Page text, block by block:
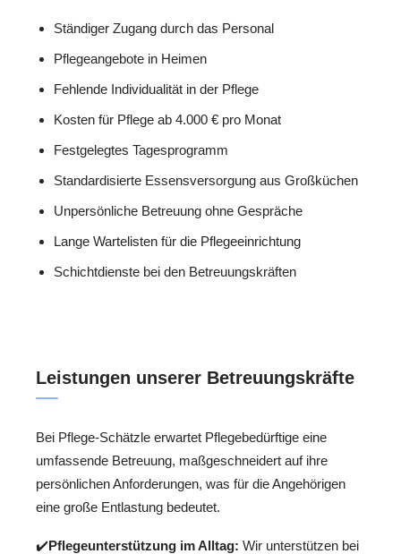
Ständiger Zugang durch das Personal
Pflegeangebote in Heimen
Fehlende Individualität in der Pflege
Kosten für Pflege ab 4.000 € pro Monat
Festgelegtes Tagesprogramm
Standardisierte Essensversorgung aus Großküchen
Unpersönliche Betreuung ohne Gespräche
Lange Wartelisten für die Pflegeeinrichtung
Schichtdienste bei den Betreuungskräften
Leistungen unserer Betreuungskräfte
Bei Pflege-Schätzle erwartet Pflegebedürftige eine
umfassende Betreuung, maßgeschneidert auf ihre
persönlichen Anforderungen, was für die Angehörigen
eine große Entlastung bedeutet.
✔️Pflegeunterstützung im Alltag: Wir unterstützen bei